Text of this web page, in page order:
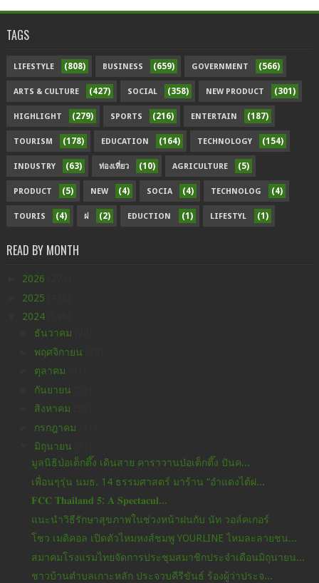
TAGS
LIFESTYLE (808) BUSINESS (659) GOVERNMENT (566)
ARTS & CULTURE (427) SOCIAL (358) NEW PRODUCT (301)
HIGHLIGHT (279) SPORTS (216) ENTERTAIN (187)
TOURISM (178) EDUCATION (164) TECHNOLOGY (154)
INDUSTRY (63) ท่องเที่ยว (10) AGRICULTURE (5)
PRODUCT (5) NEW (4) SOCIA (4) TECHNOLOG (4)
TOURIS (4) ฝ (2) EDUCTION (1) LIFESTYL (1)
READ BY MONTH
2026
2025
2024
ธันวาคม
พฤศจิกายน
ตุลาคม
กันยายน
สิงหาคม
กรกฎาคม
มิถุนายน
มูลนิธิป่อเต็กตึ๊ง เดินสาย คาราวานป่อเต็กตึ๊ง ปันค...
เพื่อนๆรุ่น นมธ. 14 ธรรมศาสตร์ มาร้าน “อำแดงไต้ฝ...
𝐅𝐂𝐂 𝐓𝐡𝐚𝐢𝐥𝐚𝐧𝐝 𝟓: 𝐀 𝐒𝐩𝐞𝐜𝐭𝐚𝐜𝐮𝐥...
แนะนำวิธีรักษาสุขภาพในช่วงหน้าฝนกับ นัท วอล์คเกอร์
โซว เมดิคอล เปิดตัวไหมหงส์ชมพู YOURLINE ไหมละลายชน...
สมาคมโรงแรมไทยจัดการประชุมสมาชิกประจำเดือนมิถุนายน...
ชาวบ้านตำบลเกาะหลัก ประจวบคีรีขันธ์ ร้องผู้ว่าประจ...